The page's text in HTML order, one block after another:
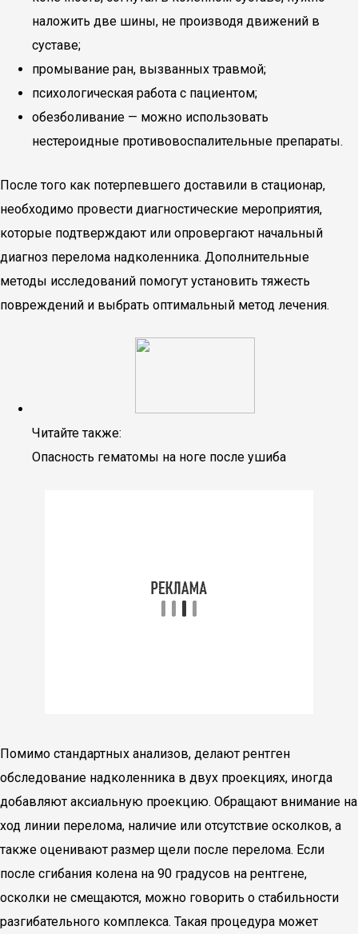
наложить две шины, не производя движений в
суставе;
промывание ран, вызванных травмой;
психологическая работа с пациентом;
обезболивание — можно использовать
нестероидные противовоспалительные препараты.
После того как потерпевшего доставили в стационар,
необходимо провести диагностические мероприятия,
которые подтверждают или опровергают начальный
диагноз перелома надколенника. Дополнительные
методы исследований помогут установить тяжесть
повреждений и выбрать оптимальный метод лечения.
Читайте также:
Опасность гематомы на ноге после ушиба
Помимо стандартных анализов, делают рентген
обследование надколенника в двух проекциях, иногда
добавляют аксиальную проекцию. Обращают внимание на
ход линии перелома, наличие или отсутствие осколков, а
также оценивают размер щели после перелома. Если
после сгибания колена на 90 градусов на рентгене,
осколки не смещаются, можно говорить о стабильности
разгибательного комплекса. Такая процедура может